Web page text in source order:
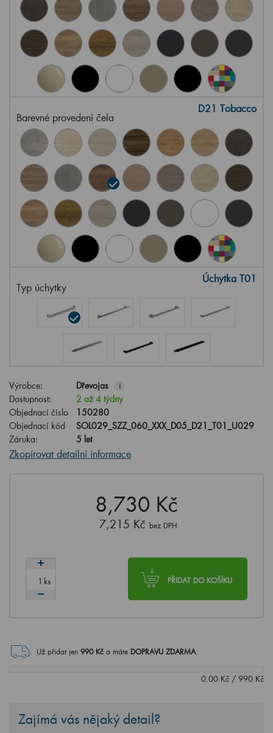
Barevné provedení čela
D21 Tobacco
Typ úchytky
Úchytka T01
Výrobce: Dřevojas i
Dostupnost:
2 až 4 týdny
Objednací číslo
150280
Objednací kód
SOL029_SZZ_060_XXX_D05_D21_T01_U029
Záruka:
5 let
Zkopírovat detailní informace
8,730 Kč
7,215 Kč bez DPH
PŘIDAT DO KOŠÍKU
ks
Už přidat jen 990Kč a máte DOPRAVU ZDARMA.
0.00 Kč / 990 Kč
Zajímá vás nějaký detail?